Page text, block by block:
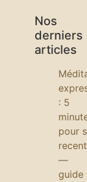
Nos
derniers
articles
: 5
pour
—
guide